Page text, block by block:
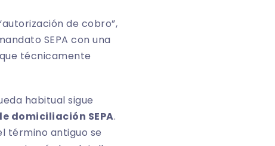
de cobro”,
SEPA con una
técnicamente
habitual sigue
domiciliación SEPA.
término antiguo se